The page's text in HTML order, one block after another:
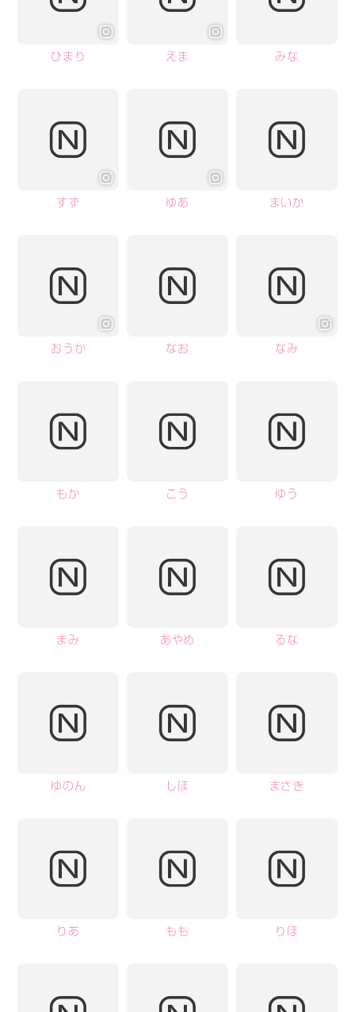
ひまり えま みな
すず ゆあ まいか
おうか なお なみ
もか こう ゆう
まみ あやめ るな
ゆのん しほ まさき
りあ もも りほ